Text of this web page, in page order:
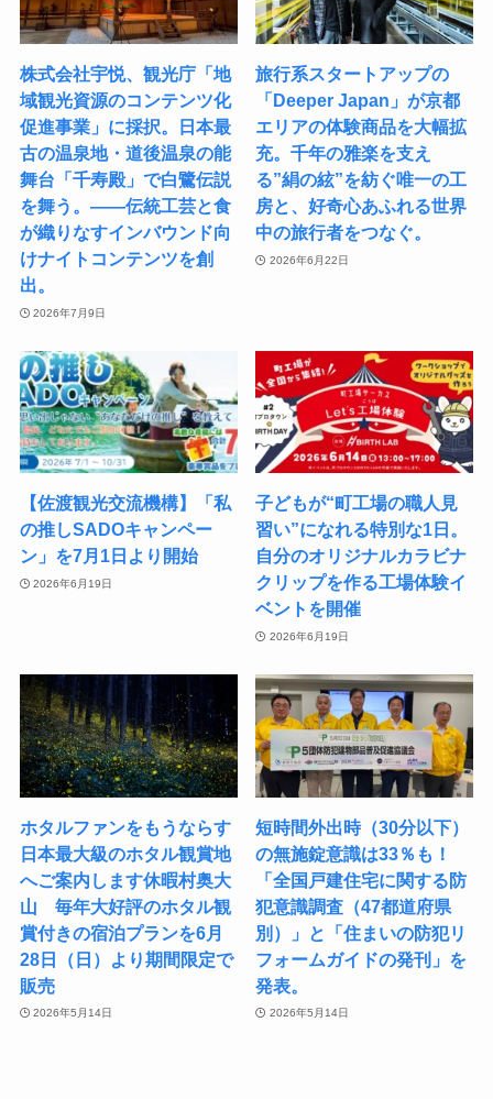
株式会社宇悦、観光庁「地
域観光資源のコンテンツ化
促進事業」に採択。日本最
古の温泉地・道後温泉の能
舞台「千寿殿」で白鷺伝説
を舞う。――伝統工芸と食
が織りなすインバウンド向
けナイトコンテンツを創
出。
2026年7月9日
旅行系スタートアップの
「Deeper Japan」が京都
エリアの体験商品を大幅拡
充。千年の雅楽を支え
る”絹の絃”を紡ぐ唯一の工
房と、好奇心あふれる世界
中の旅行者をつなぐ。
2026年6月22日
【佐渡観光交流機構】「私
の推しSADOキャンペー
ン」を7月1日より開始
2026年6月19日
子どもが“町工場の職人見
習い”になれる特別な1日。
自分のオリジナルカラビナ
クリップを作る工場体験イ
ベントを開催
2026年6月19日
ホタルファンをもうならす
日本最大級のホタル観賞地
へご案内します休暇村奥大
山 毎年大好評のホタル観
賞付きの宿泊プランを6月
28日（日）より期間限定で
販売
2026年5月14日
短時間外出時（30分以下）
の無施錠意識は33％も！
「全国戸建住宅に関する防
犯意識調査（47都道府県
別）」と「住まいの防犯リ
フォームガイドの発刊」を
発表。
2026年5月14日